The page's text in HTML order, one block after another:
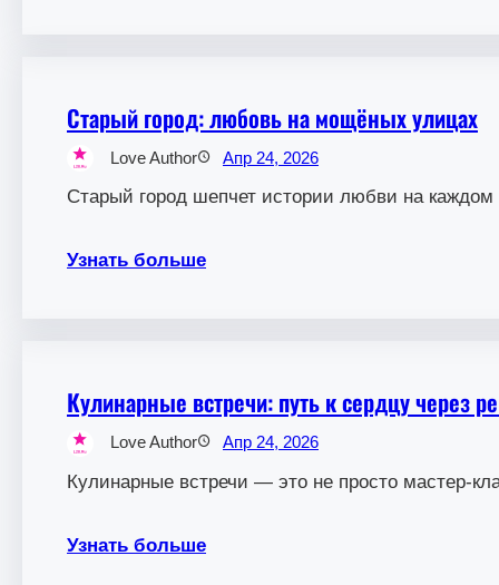
Старый город: любовь на мощёных улицах
Love Author Апр 24, 2026
Старый город шепчет истории любви на каждом
Узнать больше
Кулинарные встречи: путь к сердцу через
Love Author Апр 24, 2026
Кулинарные встречи — это не просто мастер-
Узнать больше